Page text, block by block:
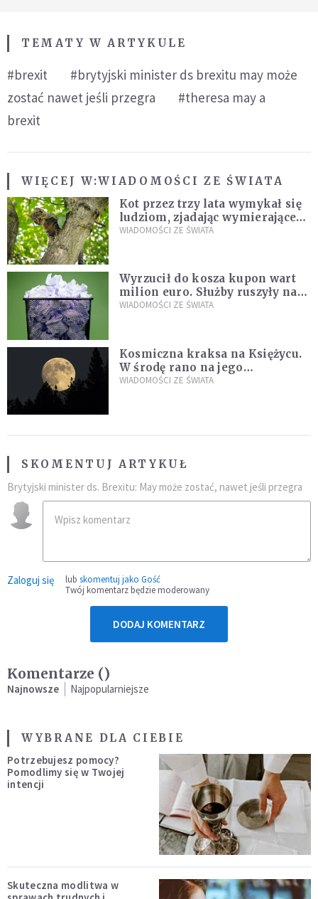
TEMATY W ARTYKULE
#brexit
#brytyjski minister ds brexitu may może
zostać nawet jeśli przegra
#theresa may a
brexit
WIĘCEJ W:WIADOMOŚCI ZE ŚWIATA
Kot przez trzy lata wymykał się
ludziom, zjadając wymierające
kaczki. W końcu popełnił
WIADOMOŚCI ZE ŚWIATA
Wyrzucił do kosza kupon wart
milion euro. Służby ruszyły na
poszukiwania
WIADOMOŚCI ZE ŚWIATA
Kosmiczna kraksa na Księżycu.
W środę rano na jego
powierzchni dojdzie do
WIADOMOŚCI ZE ŚWIATA
SKOMENTUJ ARTYKUŁ
Brytyjski minister ds. Brexitu: May może zostać, nawet jeśli przegra
Zaloguj się lub skomentuj jako Gość
Twój komentarz będzie moderowany
DODAJ KOMENTARZ
Komentarze ()
Najnowsze Najpopularniejsze
WYBRANE DLA CIEBIE
Potrzebujesz pomocy?
Pomodlimy się w Twojej
intencji
Skuteczna modlitwa w